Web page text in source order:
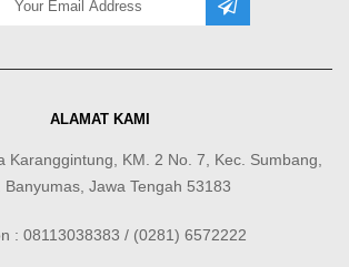
ALAMAT KAMI
Karanggintung, KM. 2 No. 7, Kec. Sumbang,
Banyumas, Jawa Tengah 53183
: 08113038383 / (0281) 6572222